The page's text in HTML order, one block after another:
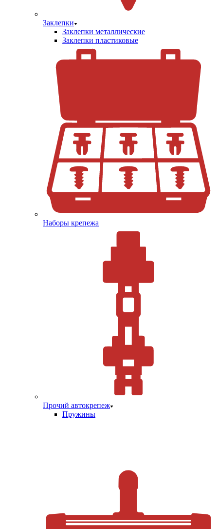
Заклепки
Заклепки металлические
Заклепки пластиковые
Наборы крепежа
Прочий автокрепеж
Пружины